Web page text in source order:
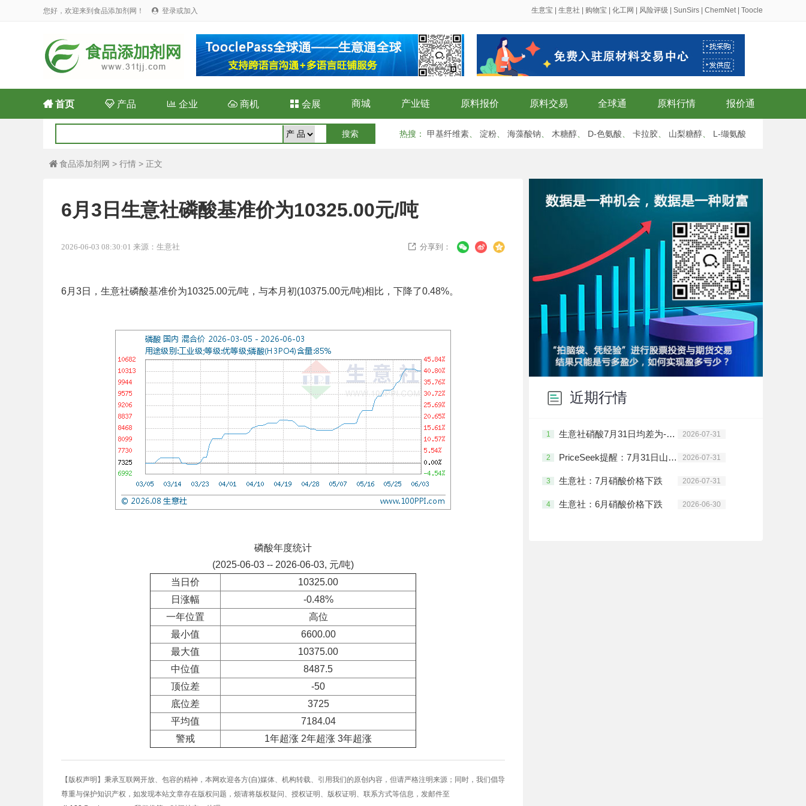
您好，欢迎来到食品添加剂网！  登录或加入 生意宝 生意社 购物宝 化工网 风险评级 SunSirs ChemNet| Toocle
首页 产品 企业  商机  会展 商城 产业链 原料报价 原料交易 全球通 原料行情 报价通
热搜 ： 甲基纤维素 淀粉 海藻酸钠 木糖醇 D-色氨酸 卡拉胶 山梨糖醇 L-缬氨酸
 食品添加剂网 > 行情 > 正文
6月3日生意社磷酸基准价为10325.00元/吨
2026-06-03 08:30:01 来源：生意社  分享到：
6月3日，生意社磷酸基准价为10325.00元/吨，与本月初(10375.00元/吨)相比，下降了0.48%。
磷酸年度统计
(2025-06-03 -- 2026-06-03, 元/吨)
当日价
10325.00
日涨幅
-0.48%
一年位置
高位
最小值
6600.00
最大值
10375.00
中位值
8487.5
顶位差
-50
底位差
3725
平均值
7184.04
警戒
1年超涨 2年超涨 3年超涨
【版权声明】秉承互联网开放、包容的精神，本网欢迎各方(自)媒体、机构转载、引用我们的原创内容，但请严格注明来源；同时，我们倡导
尊重与保护知识产权，如发现本站文章存在版权问题，烦请将版权疑问、授权证明、版权证明、联系方式等信息，发邮件至
近期行情
1 生意社硝酸7月31日均差为-3.00元/吨 由负向缩小重新扩大 2026-07-31
2 PriceSeek提醒：7月31日山东硝酸市场价格走弱 2026-07-31
3 生意社：7月硝酸价格下跌 2026-07-31
4 生意社：6月硝酸价格下跌 2026-06-30